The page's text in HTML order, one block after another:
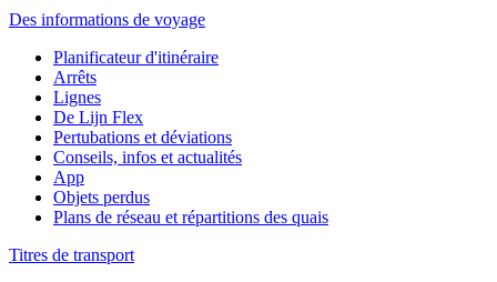
Des informations de voyage
Planificateur d'itinéraire
Arrêts
Lignes
De Lijn Flex
Pertubations et déviations
Conseils, infos et actualités
App
Objets perdus
Plans de réseau et répartitions des quais
Titres de transport